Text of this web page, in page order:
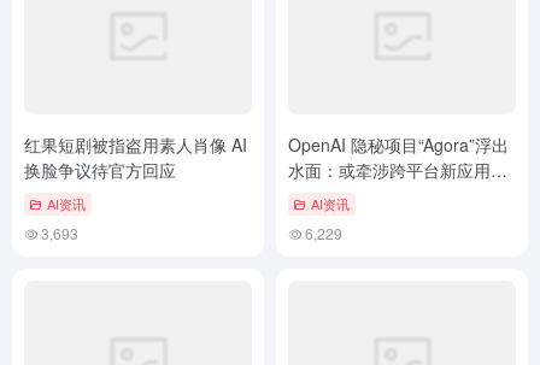
红果短剧被指盗用素人肖像 AI
换脸争议待官方回应
AI资讯
3,693
OpenAI 隐秘项目“Agora”浮出
水面：或牵涉跨平台新应用或
AI硬件生态
AI资讯
6,229